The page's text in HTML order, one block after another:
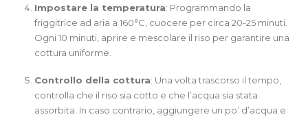
Impostare la temperatura: Programmando la
friggitrice ad aria a 160°C, cuocere per circa 20-25 minuti.
Ogni 10 minuti, aprire e mescolare il riso per garantire una
cottura uniforme.
Controllo della cottura: Una volta trascorso il tempo,
controlla che il riso sia cotto e che l’acqua sia stata
assorbita. In caso contrario, aggiungere un po’ d’acqua e